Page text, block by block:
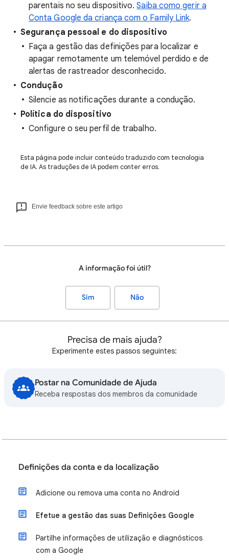
parentais no seu dispositivo.Saiba como gerir a
Conta Google da criança com o Family Link.
Segurança pessoal e do dispositivo
Faça a gestão das definições para localizar e
apagar remotamente um telemóvel perdido e de
alertas de rastreador desconhecido.
Condução
Silencie as notificações durante a condução.
Política do dispositivo
Configure o seu perfil de trabalho.
Esta página pode incluir conteúdo traduzido com tecnologia
de IA. As traduções de IA podem conter erros.
Envie feedback sobre este artigo
A informação foi útil?
Sim Não
Precisa de mais ajuda?
Experimente estes passos seguintes:
Postar na Comunidade de Ajuda
Receba respostas dos membros da comunidade
Definições da conta e da localização
Adicione ou remova uma conta no Android
Efetue a gestão das suas Definições Google
Partilhe informações de utilização e diagnósticos
com a Google